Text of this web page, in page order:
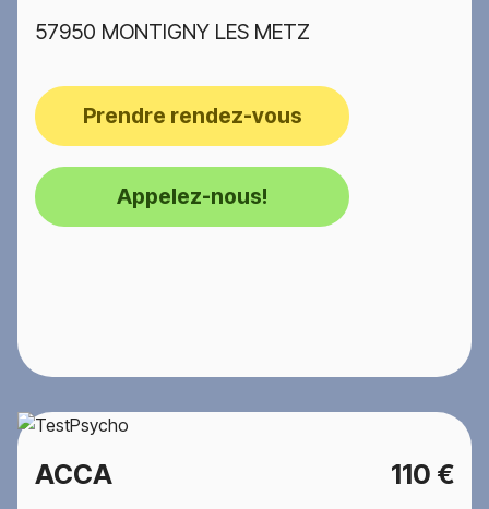
57950 MONTIGNY LES METZ
Prendre rendez-vous
Appelez-nous!
ACCA 110 €